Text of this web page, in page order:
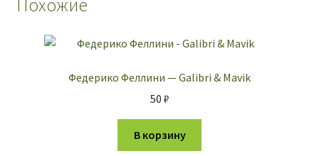
Похожие
Федерико Феллини — Galibri & Mavik
50 ₽
В корзину